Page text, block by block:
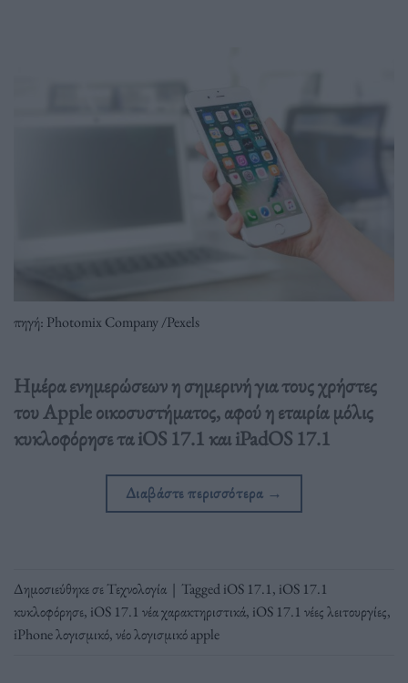
πηγή: Photomix Company /Pexels
Ημέρα ενημερώσεων η σημερινή για τους χρήστες
του Apple οικοσυστήματος, αφού η εταιρία μόλις
κυκλοφόρησε τα iOS 17.1 και iPadOS 17.1
Διαβάστε περισσότερα →
Δημοσιεύθηκε σεΤεχνολογία | TaggediOS 17.1, iOS 17.1
κυκλοφόρησε, iOS 17.1 νέα χαρακτηριστικά, iOS 17.1 νέες λειτουργίες,
iPhone λογισμικό,νέο λογισμικό apple